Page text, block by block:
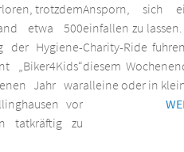
trotzdem
etwa 500
der Hygiene-
„Biker4Kids“
Jahr war
vor
tatkräftig zu
Ansporn, sich
einfallen zu
Charity-Ride
diesem
alleine oder in